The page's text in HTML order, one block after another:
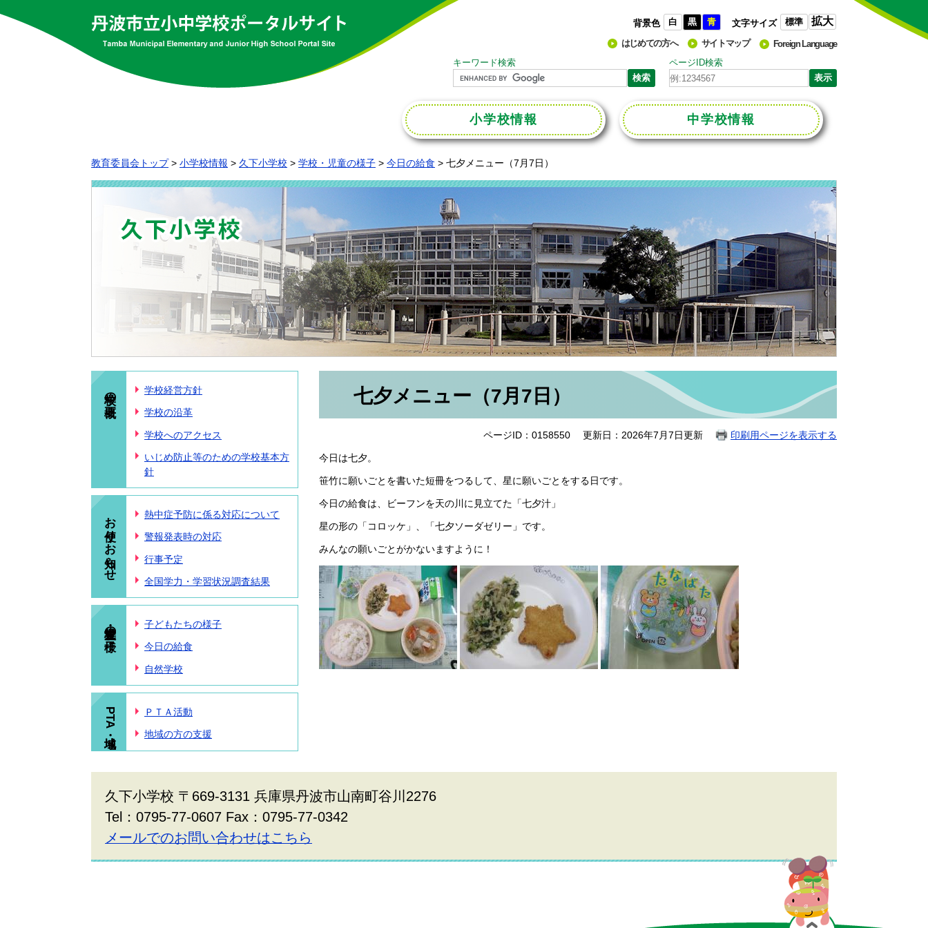
背景色 白 黒 青 文字サイズ 標準 拡大
はじめての方へ サイトマップ
Foreign Language
キーワード検索
ページID検索
小学校情報 中学校情報
教育委員会トップ > 小学校情報 > 久下小学校 > 学校・児童の様子 > 今日の給食 > 七夕メニュー（7月7日）
学校の概要 学校経営方針
学校の沿革
学校へのアクセス
いじめ防止等のための学校基本方
針
お便り・お知らせ 熱中症予防に係る対応について
警報発表時の対応
行事予定
全国学力・学習状況調査結果
学校・児童の様子 子どもたちの様子
今日の給食
自然学校
PTA・地域 ＰＴＡ活動
地域の方の支援
七夕メニュー（7月7日）
ページID：0158550 更新日：2026年7月7日更新 印刷用ページを表示する
今日は七夕。
笹竹に願いごとを書いた短冊をつるして、星に願いごとをする日です。
今日の給食は、ビーフンを天の川に見立てた「七夕汁」
星の形の「コロッケ」、「七夕ソーダゼリー」です。
みんなの願いごとがかないますように！
久下小学校 〒669-3131 兵庫県丹波市山南町谷川2276
Tel：0795-77-0607 Fax：0795-77-0342
メールでのお問い合わせはこちら